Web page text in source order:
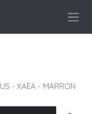
- XAEA - MARRON